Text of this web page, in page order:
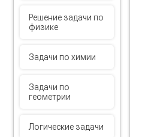
Решение задачи по
физике
Задачи по химии
Задачи по
геометрии
Логические задачи